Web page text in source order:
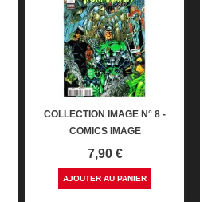
COLLECTION IMAGE N° 8 -
COMICS IMAGE
Prix
7,90 €
AJOUTER AU PANIER